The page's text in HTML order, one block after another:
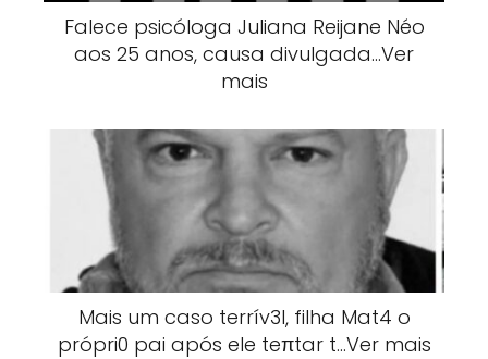
Falece psicóloga Juliana Reijane Néo
aos 25 anos, causa divulgada…Ver
mais
Mais um caso terrív3l, filha Mat4 o
própri0 pai após ele teπtar t…Ver mais